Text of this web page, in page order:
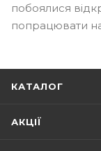
побоялися
попрацювати
КАТАЛОГ
АКЦІЇ